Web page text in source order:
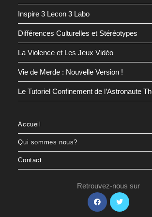
Inspire 3 Lecon 3 Labo
Différences Culturelles et Stéréotypes
La Violence et Les Jeux Vidéo
Vie de Merde : Nouvelle Version !
Le Tutoriel Confinement de l’Astronaute
Accueil
Qui sommes nous?
Contact
Retrouvez-nous sur
S’ouvre
dans
S’ouvre